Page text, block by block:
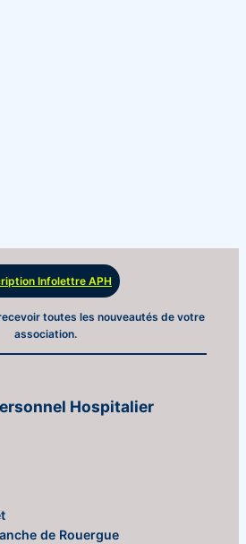
Infolettre APH
toutes les nouveautés de votre
association.
Hospitalier
de Rouergue